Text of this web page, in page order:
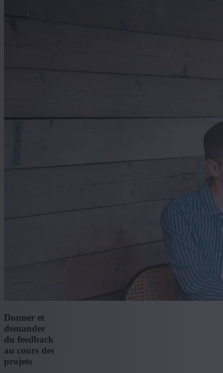
Donner et
demander
du feedback
au cours des
projets